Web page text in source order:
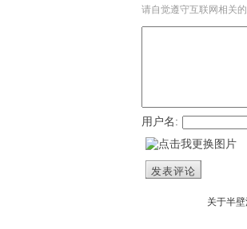
请自觉遵守互联网相关
用户名:
发表评论
关于半